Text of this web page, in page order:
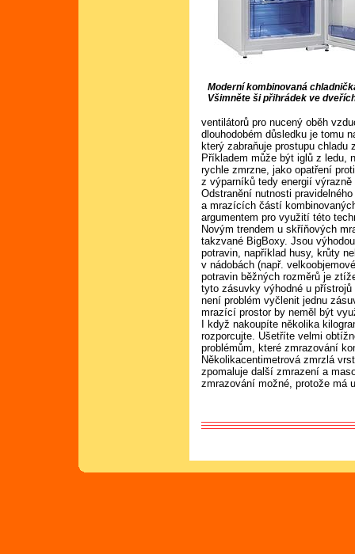
Moderní kombinovaná
Všimněte ši přihrádek ve
ventilátorů pro nucený oběh
dlouhodobém důsledku je tomu
který zabraňuje prostupu
Příkladem může být iglů z ledu,
rychle zmrzne, jako opatření
z výparníků tedy energií
Odstranění nutnosti
a mrazících částí
argumentem pro využití této
Novým trendem u skříňových
takzvané BigBoxy. Jsou
potravin, například husy, krůty
v nádobách (např.
potravin běžných rozměrů je
tyto zásuvky výhodné u
není problém vyčlenit jednu
mrazící prostor by neměl být
I když nakoupíte několika
rozporcujte. Ušetříte velmi
problémům, které zmrazování
Několikacentimetrová zmrzlá
zpomaluje další zmrazení a
zmrazování možné, protože má